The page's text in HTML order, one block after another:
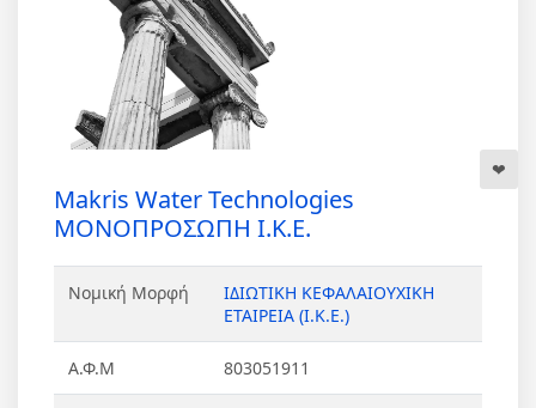
Makris Water Technologies
ΜΟΝΟΠΡΟΣΩΠΗ Ι.Κ.Ε.
Νομική Μορφή
ΙΔΙΩΤΙΚΗ ΚΕΦΑΛΑΙΟΥΧΙΚΗ
ΕΤΑΙΡΕΙΑ (Ι.Κ.Ε.)
Α.Φ.Μ 803051911